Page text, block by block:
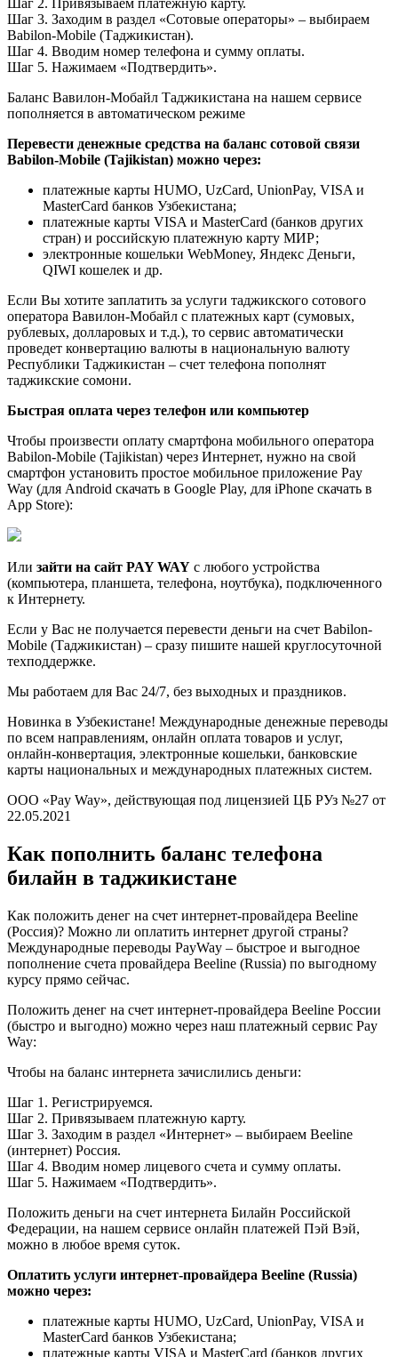
Шаг 2. Привязываем платежную карту.
Шаг 3. Заходим в раздел «Сотовые операторы» – выбираем
Babilon-Mobile (Таджикистан).
Шаг 4. Вводим номер телефона и сумму оплаты.
Шаг 5. Нажимаем «Подтвердить».
Баланс Вавилон-Мобайл Таджикистана на нашем сервисе
пополняется в автоматическом режиме
Перевести денежные средства на баланс сотовой связи
Babilon-Mobile (Tajikistan) можно через:
платежные карты HUMO, UzCard, UnionPay, VISA и
MasterCard банков Узбекистана;
платежные карты VISA и MasterCard (банков других
стран) и российскую платежную карту МИР;
электронные кошельки WebMoney, Яндекс Деньги,
QIWI кошелек и др.
Если Вы хотите заплатить за услуги таджикского сотового
оператора Вавилон-Мобайл с платежных карт (сумовых,
рублевых, долларовых и т.д.), то сервис автоматически
проведет конвертацию валюты в национальную валюту
Республики Таджикистан – счет телефона пополнят
таджикские сомони.
Быстрая оплата через телефон или компьютер
Чтобы произвести оплату смартфона мобильного оператора
Babilon-Mobile (Tajikistan) через Интернет, нужно на свой
смартфон установить простое мобильное приложение Pay
Way (для Android скачать в Google Play, для iPhone скачать в
App Store):
Или зайти на сайт PAY WAY с любого устройства
(компьютера, планшета, телефона, ноутбука), подключенного
к Интернету.
Если у Вас не получается перевести деньги на счет Babilon-
Mobile (Таджикистан) – сразу пишите нашей круглосуточной
техподдержке.
Мы работаем для Вас 24/7, без выходных и праздников.
Новинка в Узбекистане! Международные денежные переводы
по всем направлениям, онлайн оплата товаров и услуг,
онлайн-конвертация, электронные кошельки, банковские
карты национальных и международных платежных систем.
ООО «Pay Way», действующая под лицензией ЦБ РУз №27 от
22.05.2021
Как пополнить баланс телефона
билайн в таджикистане
Как положить денег на счет интернет-провайдера Beeline
(Россия)? Можно ли оплатить интернет другой страны?
Международные переводы PayWay – быстрое и выгодное
пополнение счета провайдера Beeline (Russia) по выгодному
курсу прямо сейчас.
Положить денег на счет интернет-провайдера Beeline России
(быстро и выгодно) можно через наш платежный сервис Pay
Way:
Чтобы на баланс интернета зачислились деньги:
Шаг 1. Регистрируемся.
Шаг 2. Привязываем платежную карту.
Шаг 3. Заходим в раздел «Интернет» – выбираем Beeline
(интернет) Россия.
Шаг 4. Вводим номер лицевого счета и сумму оплаты.
Шаг 5. Нажимаем «Подтвердить».
Положить деньги на счет интернета Билайн Российской
Федерации, на нашем сервисе онлайн платежей Пэй Вэй,
можно в любое время суток.
Оплатить услуги интернет-провайдера Beeline (Russia)
можно через:
платежные карты HUMO, UzCard, UnionPay, VISA и
MasterCard банков Узбекистана;
платежные карты VISA и MasterCard (банков других